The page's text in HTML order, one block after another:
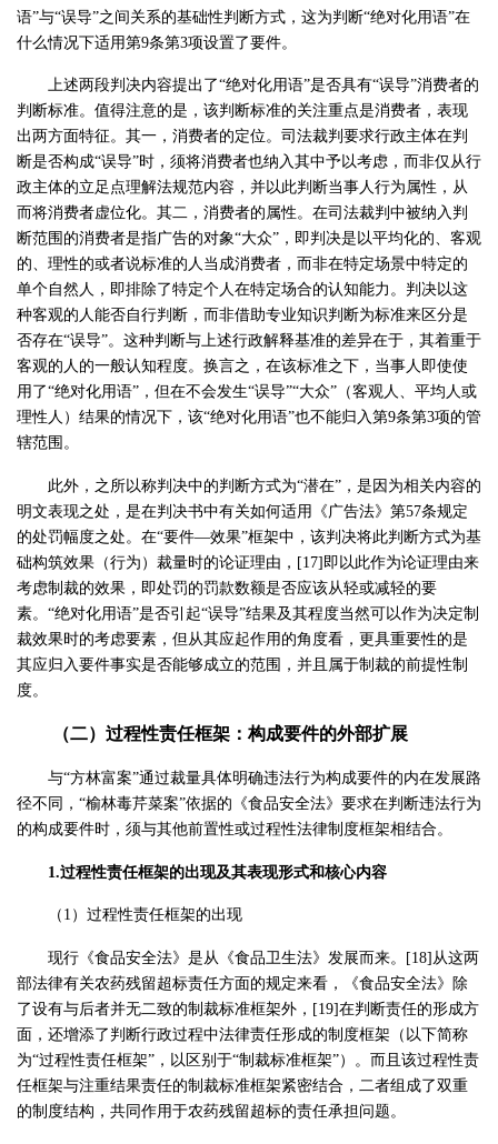
语”与“误导”之间关系的基础性判断方式，这为判断“绝对化用语”在
什么情况下适用第9条第3项设置了要件。
上述两段判决内容提出了“绝对化用语”是否具有“误导”消费者的
判断标准。值得注意的是，该判断标准的关注重点是消费者，表现
出两方面特征。其一，消费者的定位。司法裁判要求行政主体在判
断是否构成“误导”时，须将消费者也纳入其中予以考虑，而非仅从行
政主体的立足点理解法规范内容，并以此判断当事人行为属性，从
而将消费者虚位化。其二，消费者的属性。在司法裁判中被纳入判
断范围的消费者是指广告的对象“大众”，即判决是以平均化的、客观
的、理性的或者说标准的人当成消费者，而非在特定场景中特定的
单个自然人，即排除了特定个人在特定场合的认知能力。判决以这
种客观的人能否自行判断，而非借助专业知识判断为标准来区分是
否存在“误导”。这种判断与上述行政解释基准的差异在于，其着重于
客观的人的一般认知程度。换言之，在该标准之下，当事人即使使
用了“绝对化用语”，但在不会发生“误导”“大众”（客观人、平均人或
理性人）结果的情况下，该“绝对化用语”也不能归入第9条第3项的管
辖范围。
此外，之所以称判决中的判断方式为“潜在”，是因为相关内容的
明文表现之处，是在判决书中有关如何适用《广告法》第57条规定
的处罚幅度之处。在“要件—效果”框架中，该判决将此判断方式为基
础构筑效果（行为）裁量时的论证理由，[17]即以此作为论证理由来
考虑制裁的效果，即处罚的罚款数额是否应该从轻或减轻的要
素。“绝对化用语”是否引起“误导”结果及其程度当然可以作为决定制
裁效果时的考虑要素，但从其应起作用的角度看，更具重要性的是
其应归入要件事实是否能够成立的范围，并且属于制裁的前提性制
度。
（二）过程性责任框架：构成要件的外部扩展
与“方林富案”通过裁量具体明确违法行为构成要件的内在发展路
径不同，“榆林毒芹菜案”依据的《食品安全法》要求在判断违法行为
的构成要件时，须与其他前置性或过程性法律制度框架相结合。
1.过程性责任框架的出现及其表现形式和核心内容
（1）过程性责任框架的出现
现行《食品安全法》是从《食品卫生法》发展而来。[18]从这两
部法律有关农药残留超标责任方面的规定来看，《食品安全法》除
了设有与后者并无二致的制裁标准框架外，[19]在判断责任的形成方
面，还增添了判断行政过程中法律责任形成的制度框架（以下简称
为“过程性责任框架”，以区别于“制裁标准框架”）。而且该过程性责
任框架与注重结果责任的制裁标准框架紧密结合，二者组成了双重
的制度结构，共同作用于农药残留超标的责任承担问题。